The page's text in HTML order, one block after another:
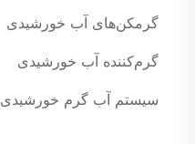
گرمکن‌های آب خورشیدی
گرم‌کننده آب خورشیدی
سیستم آب گرم خورشیدی